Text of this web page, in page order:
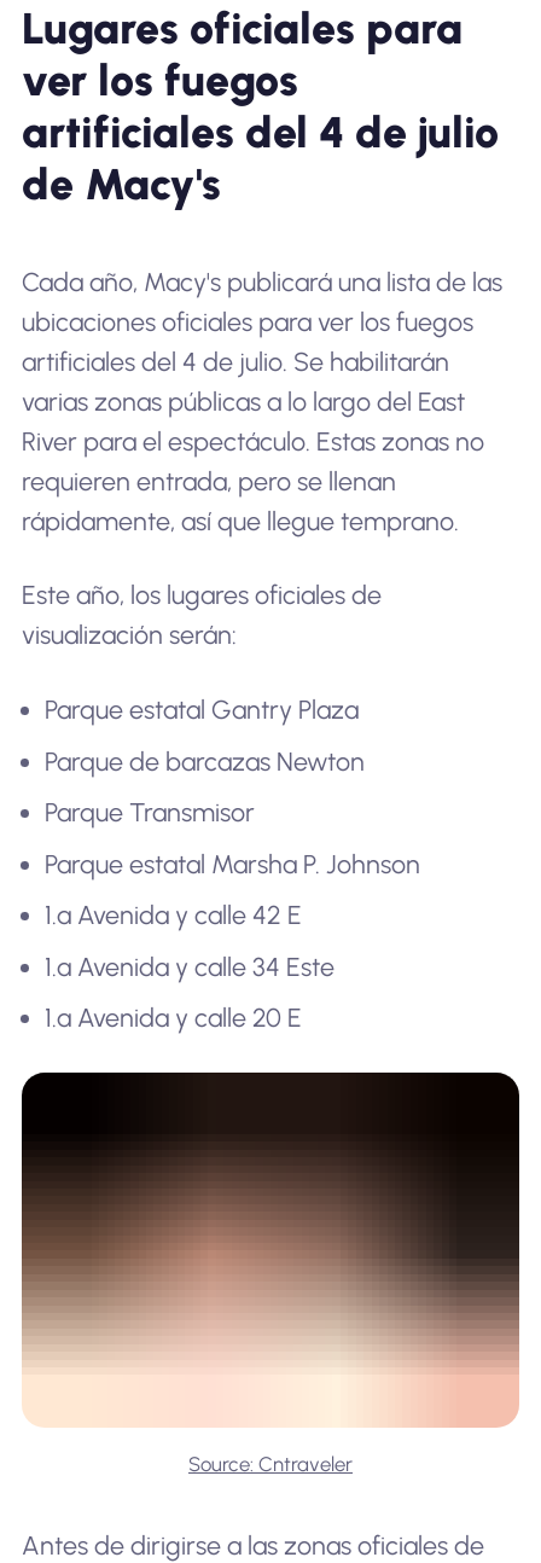
Lugares oficiales para
ver los fuegos
artificiales del 4 de julio
de Macy's
Cada año, Macy's publicará una lista de las
ubicaciones oficiales para ver los fuegos
artificiales del 4 de julio. Se habilitarán
varias zonas públicas a lo largo del East
River para el espectáculo. Estas zonas no
requieren entrada, pero se llenan
rápidamente, así que llegue temprano.
Este año, los lugares oficiales de
visualización serán:
Parque estatal Gantry Plaza
Parque de barcazas Newton
Parque Transmisor
Parque estatal Marsha P. Johnson
1.ª Avenida y calle 42 E
1.ª Avenida y calle 34 Este
1.ª Avenida y calle 20 E
Source: Cntraveler
Antes de dirigirse a las zonas oficiales de